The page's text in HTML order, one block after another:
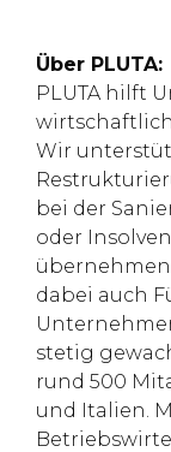
Über PLUTA:
PLUTA hilft
Wir
bei der
oder
übernehmen
dabei auch
stetig
rund 500
und Italien.